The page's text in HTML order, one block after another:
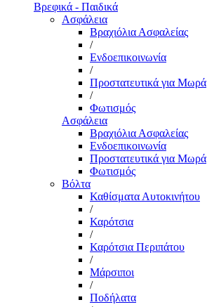
Βρεφικά - Παιδικά
Ασφάλεια
Βραχιόλια Ασφαλείας
/
Ενδοεπικοινωνία
/
Προστατευτικά για Μωρά
/
Φωτισμός
Ασφάλεια
Βραχιόλια Ασφαλείας
Ενδοεπικοινωνία
Προστατευτικά για Μωρά
Φωτισμός
Βόλτα
Καθίσματα Αυτοκινήτου
/
Καρότσια
/
Καρότσια Περιπάτου
/
Μάρσιποι
/
Ποδήλατα